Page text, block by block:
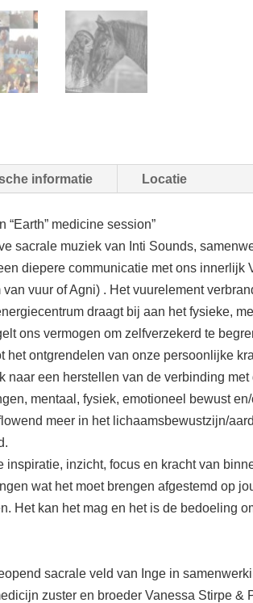
informatie Locatie
“Earth” medicine session”
sacrale muziek van Inti Sounds,
diepere communicatie met ons
vuur of Agni) . Het vuurelement
draagt bij aan het fysieke,
ons vermogen om zelfverzekerd te
het ontgrendelen van onze persoonlijke
naar een herstellen van de verbinding
mentaal, fysiek, emotioneel bewust
meer in het lichaamsbewustzijn/
inspiratie, inzicht, focus en kracht van
wat het moet brengen afgestemd op
Het kan het mag en het is de bedoeling
sacrale veld van Inge in
zuster en broeder Vanessa Stirpe &